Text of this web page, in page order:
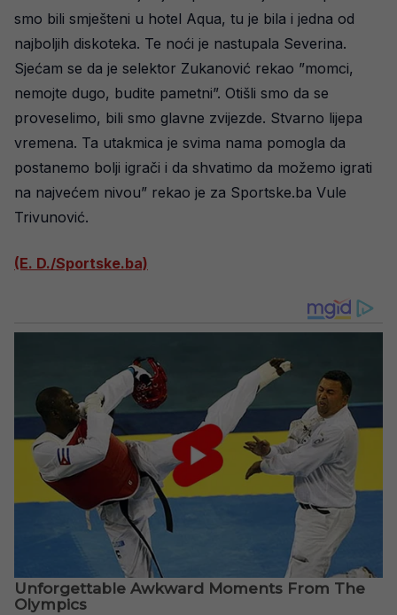
smo bili smješteni u hotel Aqua, tu je bila i jedna od
najboljih diskoteka. Te noći je nastupala Severina.
Sjećam se da je selektor Zukanović rekao ”momci,
nemojte dugo, budite pametni”. Otišli smo da se
proveselimo, bili smo glavne zvijezde. Stvarno lijepa
vremena. Ta utakmica je svima nama pomogla da
postanemo bolji igrači i da shvatimo da možemo igrati
na najvećem nivou” rekao je za Sportske.ba Vule
Trivunović.
(E. D./Sportske.ba)